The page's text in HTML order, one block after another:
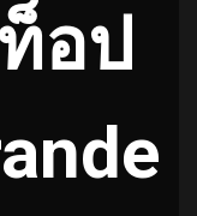
อป